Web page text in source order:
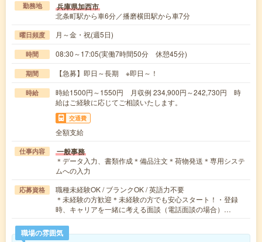
勤務地 兵庫県加西市
北条町駅から車6分／播磨横田駅から車7分
曜日頻度 月～金・祝(週5日)
時間 08:30～17:05(実働7時間50分 休憩45分)
期間 【急募】即日～長期 ※即日～！
時給
時給1500円～1550円 月収例 234,900円～242,730円 時
給はご経験に応じてご相談いたします。
交通費
全額支給
仕事内容 一般事務
＊データ入力、書類作成＊備品注文＊荷物発送＊専用システ
ムへの入力
応募資格
職種未経験OK / ブランクOK / 英語力不要
＊未経験の方歓迎＊未経験の方でも安心スタート！・登録
時、キャリアを一緒に考える面談（電話面談の場合）…
職場の雰囲気